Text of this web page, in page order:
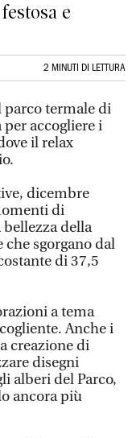
e
2 MINUTI DI LETTURA
parco termale di
per accogliere i
il relax
dicembre
di
bellezza della
sgorgano dal
di 37,5
a tema
Anche i
creazione di
disegni
alberi del Parco,
ancora più